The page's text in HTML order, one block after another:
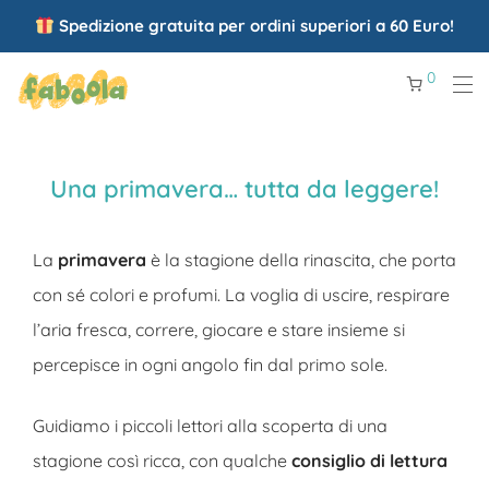
Spedizione gratuita per ordini superiori a 60 Euro!
0
Una primavera… tutta da leggere!
La primavera è la stagione della rinascita, che porta
con sé colori e profumi. La voglia di uscire, respirare
l’aria fresca, correre, giocare e stare insieme si
percepisce in ogni angolo fin dal primo sole.
Guidiamo i piccoli lettori alla scoperta di una
stagione così ricca, con qualche consiglio di lettura